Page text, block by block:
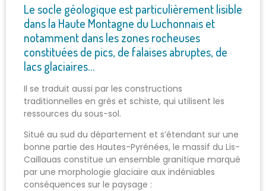
Le socle géologique est particulièrement lisible
dans la Haute Montagne du Luchonnais et
notamment dans les zones rocheuses
constituées de pics, de falaises abruptes, de
lacs glaciaires…
Il se traduit aussi par les constructions
traditionnelles en grès et schiste, qui utilisent les
ressources du sous-sol.
Situé au sud du département et s’étendant sur une
bonne partie des Hautes-Pyrénées, le massif du Lis-
Caillauas constitue un ensemble granitique marqué
par une morphologie glaciaire aux indéniables
conséquences sur le paysage :